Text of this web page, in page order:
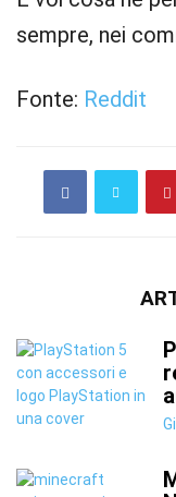
sempre, nei
Fonte: Reddit